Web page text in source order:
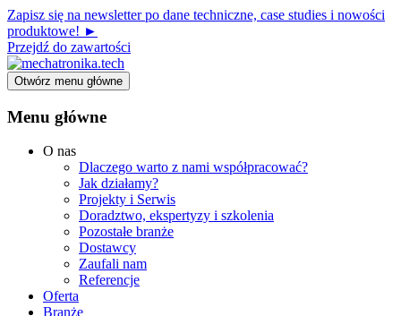
Zapisz się na newsletter po dane techniczne, case studies i nowości
produktowe! ►
Przejdź do zawartości
Otwórz menu główne
Menu główne
O nas
Dlaczego warto z nami współpracować?
Jak działamy?
Projekty i Serwis
Doradztwo, ekspertyzy i szkolenia
Pozostałe branże
Dostawcy
Zaufali nam
Referencje
Oferta
Branże